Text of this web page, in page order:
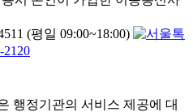
(평일 09:00~18:00)
2120
행정기관의 서비스 제공에 대